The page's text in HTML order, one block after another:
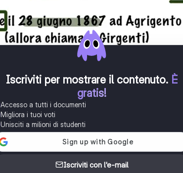
Iscriviti per mostrare il contenuto. È
gratis!
Accesso a tutti i documenti
Migliora i tuoi voti
Unisciti a milioni di studenti
Iscriviti con l'e-mail